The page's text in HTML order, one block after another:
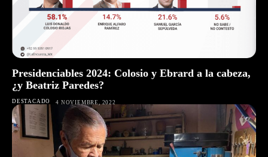
Presidenciables 2024: Colosio y Ebrard a la cabeza,
¿y Beatriz Paredes?
DESTACADO 4 NOVIEMBRE, 2022